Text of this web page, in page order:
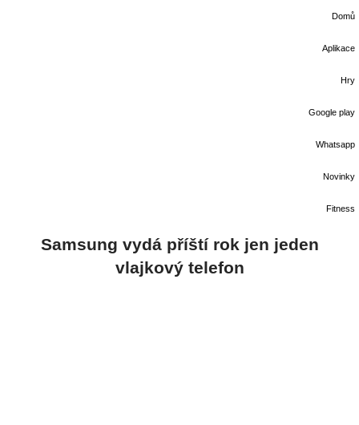
Domů
Aplikace
Hry
Google play
Whatsapp
Novinky
Fitness
Samsung vydá příští rok jen jeden
vlajkový telefon